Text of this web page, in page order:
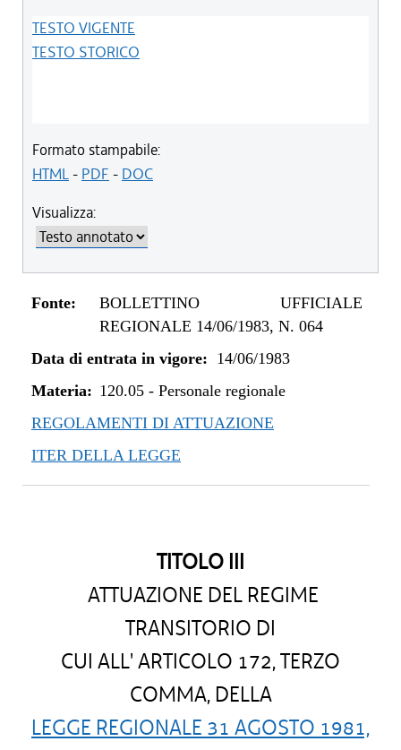
TESTO VIGENTE
TESTO STORICO
Formato stampabile:
HTML- PDF - DOC
Visualizza:
Fonte:
BOLLETTINO UFFICIALE
REGIONALE 14/06/1983, N. 064
Data di entrata in vigore: 14/06/1983
Materia: 120.05- Personale regionale
REGOLAMENTI DI ATTUAZIONE
ITER DELLA LEGGE
TITOLO III
ATTUAZIONE DEL REGIME
TRANSITORIO DI
CUI ALL' ARTICOLO 172, TERZO
COMMA, DELLA
LEGGE REGIONALE 31 AGOSTO 1981,